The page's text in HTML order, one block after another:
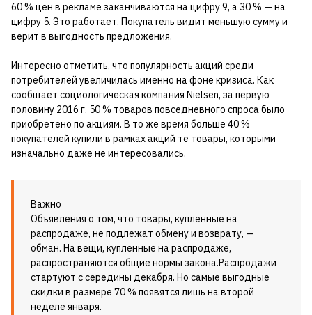
60 % цен в рекламе заканчиваются на цифру 9, а 30 % — на
цифру 5. Это работает. Покупатель видит меньшую сумму и
верит в выгодность предложения.
Интересно отметить, что популярность акций среди
потребителей увеличилась именно на фоне кризиса. Как
сообщает социологическая компания Nielsen, за первую
половину 2016 г. 50 % товаров повседневного спроса было
приобретено по акциям. В то же время больше 40 %
покупателей купили в рамках акций те товары, которыми
изначально даже не интересовались.
Важно
Объявления о том, что товары, купленные на
распродаже, не подлежат обмену и возврату, —
обман. На вещи, купленные на распродаже,
распространяются общие нормы закона.Распродажи
стартуют с середины декабря. Но самые выгодные
скидки в размере 70 % появятся лишь на второй
неделе января.